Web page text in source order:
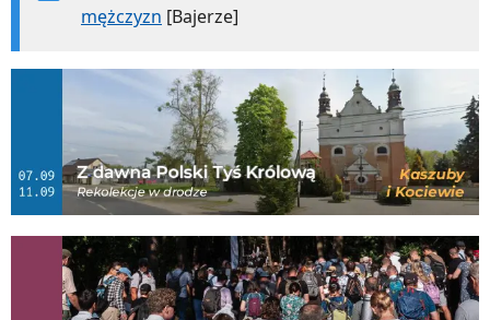
mężczyzn [Bajerze]